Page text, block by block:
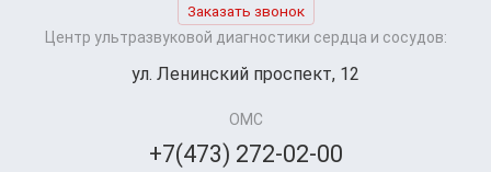
Заказать звонок
Центр ультразвуковой диагностики сердца и сосудов:
ул. Ленинский проспект, 12
ОМС
+7(473) 272-02-00